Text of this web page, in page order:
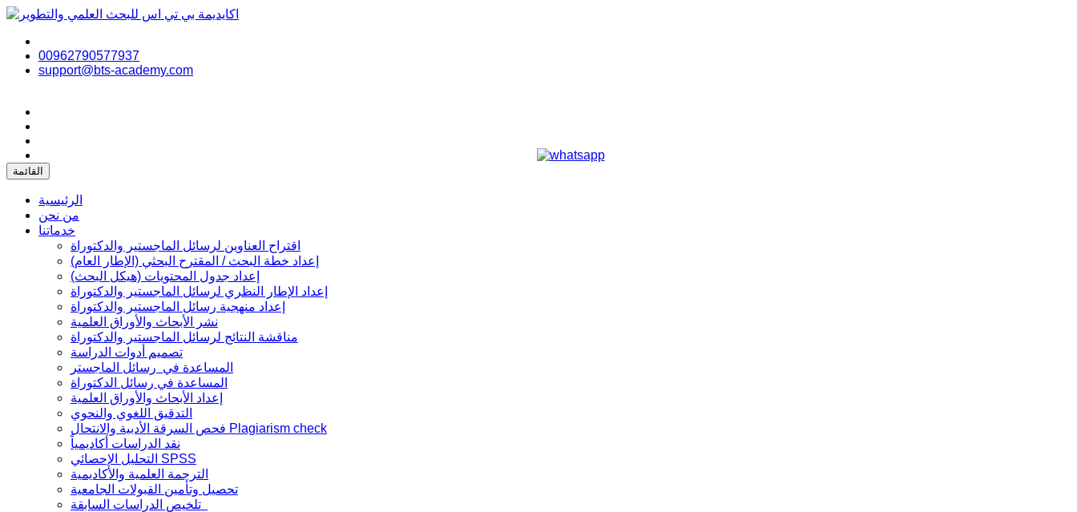
00962790577937
support@bts-academy.com
القائمة
الرئيسية
من نحن
خدماتنا
اقتراح العناوين لرسائل الماجستير والدكتوراة
إعداد خطة البحث / المقترح البحثي (الإطار العام)
إعداد جدول المحتويات (هيكل البحث)
إعداد الإطار النظري لرسائل الماجستير والدكتوراة
إعداد منهجية رسائل الماجستير والدكتوراة
نشر الأبحاث والأوراق العلمية
مناقشة النتائج لرسائل الماجستير والدكتوراة
تصميم أدوات الدراسة
المساعدة في رسائل الماجستر
المساعدة في رسائل الدكتوراة
إعداد الأبحاث والأوراق العلمية
التدقيق اللغوي والنحوي
فحص السرقة الأدبية والانتحال Plagiarism check
نقد الدراسات أكاديمياً
التحليل الإحصائي SPSS
الترجمة العلمية والأكاديمية
تحصيل وتأمين القبولات الجامعية